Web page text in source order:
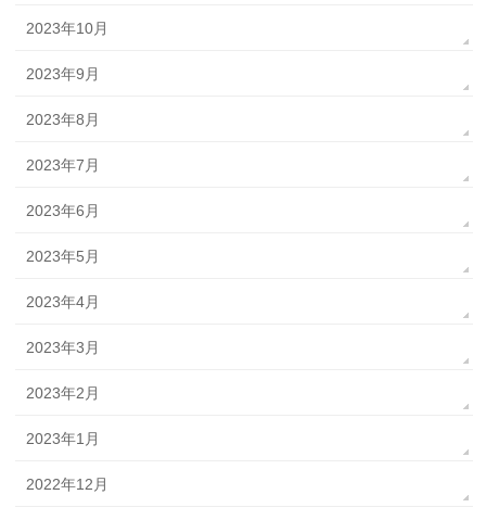
2023年10月
2023年9月
2023年8月
2023年7月
2023年6月
2023年5月
2023年4月
2023年3月
2023年2月
2023年1月
2022年12月